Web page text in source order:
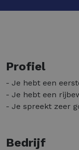
Profiel
- Je hebt een
- Je hebt een
- Je spreekt zeer
Bedrijf